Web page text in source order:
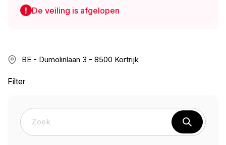
De veiling is afgelopen
BE - Dumolinlaan 3 - 8500 Kortrijk
Filter